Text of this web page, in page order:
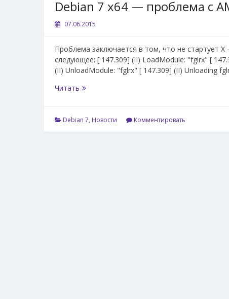
Debian 7 x64 — проблема с
07.06.2015
Проблема заключается в том, что не стартует
следующее: [ 147.309] (II) LoadModule: "fglrx" [
(II) UnloadModule: "fglrx" [ 147.309] (II) Unloading
Читать Debian
—
проблема
Debian 7, Новости Комментировать